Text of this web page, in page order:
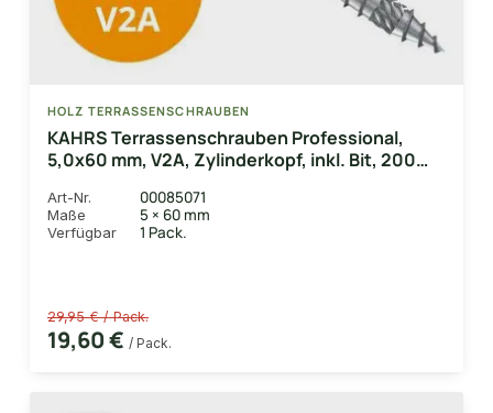
HOLZ TERRASSENSCHRAUBEN
KAHRS Terrassenschrauben Professional,
5,0x60 mm, V2A, Zylinderkopf, inkl. Bit, 200
Art-Nr. 00085071
Maße 5 × 60 mm
Verfügbar 1 Pack.
29,95 € / Pack.
19,60 € / Pack.